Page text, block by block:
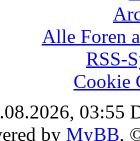
Alle Foren
RSS-
Cookie
03:55
by MyBB,